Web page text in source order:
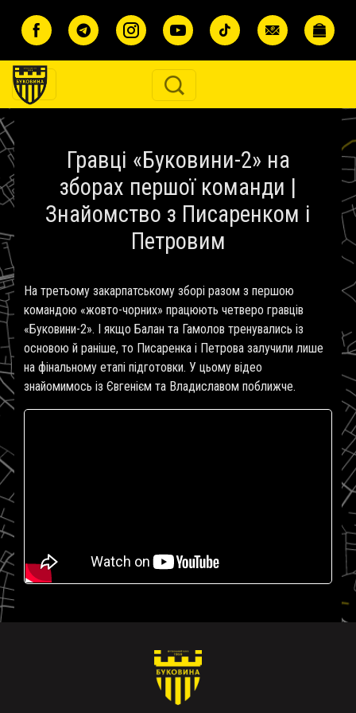
Гравці «Буковини-2» на
зборах першої команди |
Знайомство з Писаренком і
Петровим
На третьому закарпатському зборі разом з першою
командою «жовто-чорних» працюють четверо гравців
«Буковини-2». І якщо Балан та Гамолов тренувались із
основою й раніше, то Писаренка і Петрова залучили лише
на фінальному етапі підготовки. У цьому відео
знайомимось із Євгенієм та Владиславом поближче.